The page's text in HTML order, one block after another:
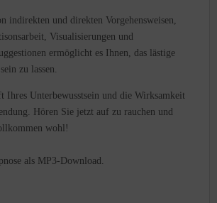
indirekten und direkten Vorgehensweisen,
Visualisierungen und
ermöglicht es Ihnen, das lästige
zu lassen.
Ihres Unterbewusstsein und die Wirksamkeit
Hören Sie jetzt auf zu rauchen und
wohl!
als MP3-Download.